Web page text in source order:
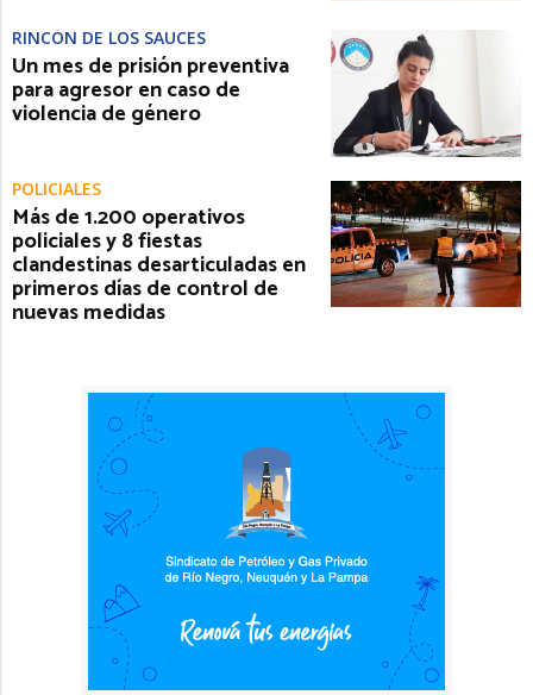
RINCÓN DE LOS SAUCES
Un mes de prisión preventiva
para agresor en caso de
violencia de género
POLICIALES
Más de 1.200 operativos
policiales y 8 fiestas
clandestinas desarticuladas en
primeros días de control de
nuevas medidas